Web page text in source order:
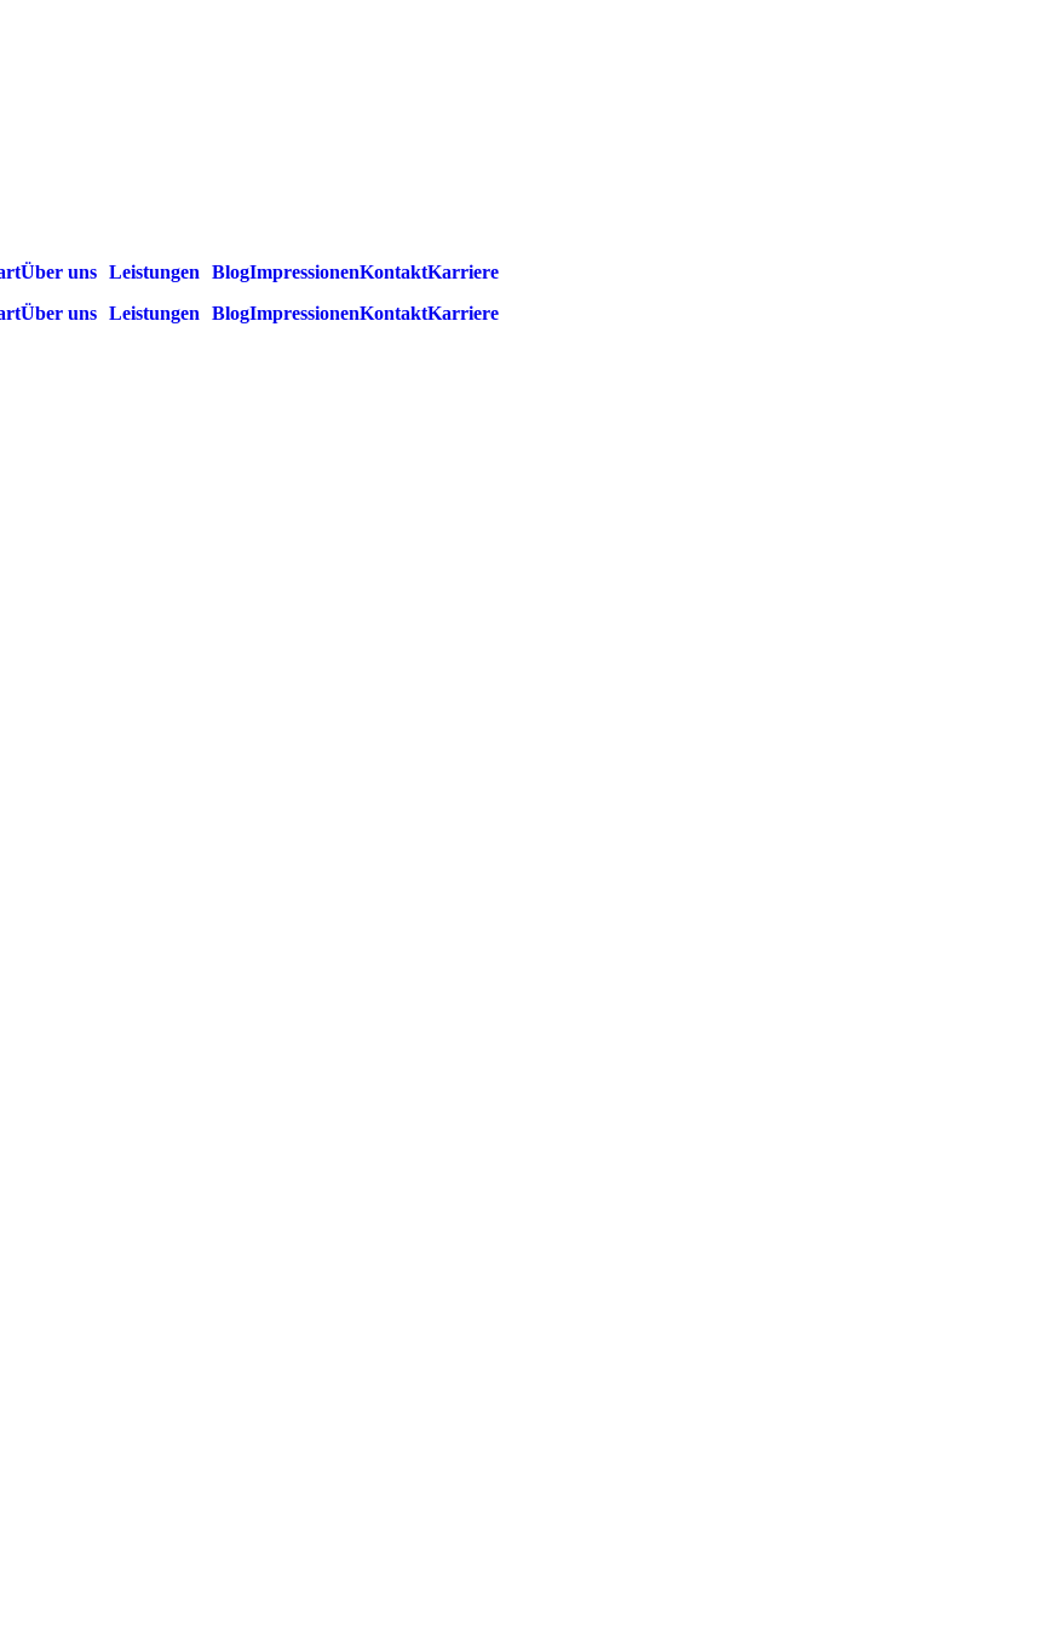
Über uns Leistungen BlogImpressionenKontaktKarriere
Über uns Leistungen BlogImpressionenKontaktKarriere